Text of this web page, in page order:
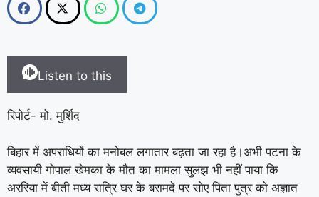
Listen to this
रिपोर्ट- मो. मुर्शिद
बिहार में अपराधियों का मनोबल लगातार बढ़ता जा रहा है।अभी पटना के
व्यवसायी गोपाल खेमका के मौत का मामला सुलझ भी नहीं पाया कि
अररिया में बीती मध्य रात्रि घर के बरामदे पर सोए पिता पुत्र को अज्ञात